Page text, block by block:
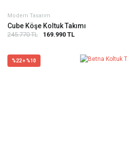
Modern Tasarım
Cube Köşe Koltuk Takımı
245.770 TL 169.990 TL
%22 + %10